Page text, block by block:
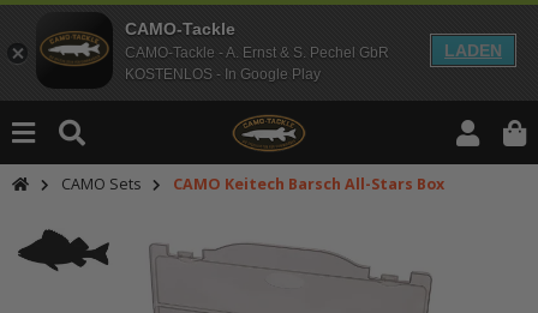
CAMO-Tackle
CAMO-Tackle - A. Ernst & S. Pechel GbR
KOSTENLOS - In Google Play
LADEN
CAMO Sets CAMO Keitech Barsch All-Stars Box